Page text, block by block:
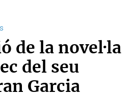
de la novel·la
del seu
Garcia